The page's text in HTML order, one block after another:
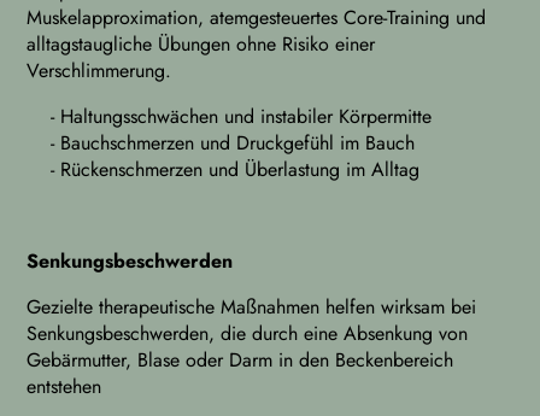
Muskelapproximation, atemgesteuertes Core-Training und
alltagstaugliche Übungen ohne Risiko einer
Verschlimmerung.
- Haltungsschwächen und instabiler Körpermitte
- Bauchschmerzen und Druckgefühl im Bauch
- Rückenschmerzen und Überlastung im Alltag
Senkungsbeschwerden
Gezielte therapeutische Maßnahmen helfen wirksam bei
Senkungsbeschwerden, die durch eine Absenkung von
Gebärmutter, Blase oder Darm in den Beckenbereich
entstehen